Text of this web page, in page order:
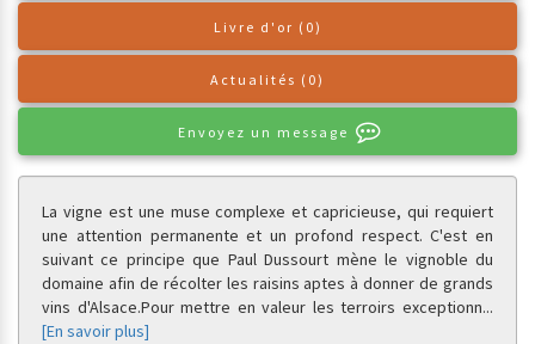
Livre d'or (0)
Actualités (0)
Envoyez un message
La vigne est une muse complexe et capricieuse, qui requiert
une attention permanente et un profond respect. C'est en
suivant ce principe que Paul Dussourt mène le vignoble du
domaine afin de récolter les raisins aptes à donner de grands
vins d'Alsace.Pour mettre en valeur les terroirs exceptionn...
[En savoir plus]